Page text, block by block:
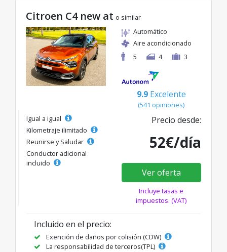
Citroen C4 new at o similar
Automático
Aire acondicionado
5
4 3
9.9 Excelente
(541 opiniones)
Igual a igual
Kilometraje ilimitado
Reunirse y Saludar
Conductor adicional
incluido
Precio desde:
52€/día
Ver oferta
Incluye tasas e
impuestos. (VAT)
Incluido en el precio:
Exención de daños por colisión (CDW)
La responsabilidad de terceros(TPL)